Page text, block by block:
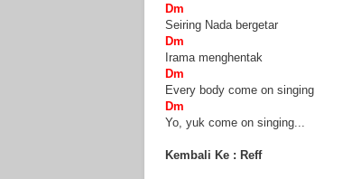
Dm
Seiring Nada bergetar
Dm
Irama menghentak
Dm
Every body come on singing
Dm
Yo, yuk come on singing...
Kembali Ke : Reff